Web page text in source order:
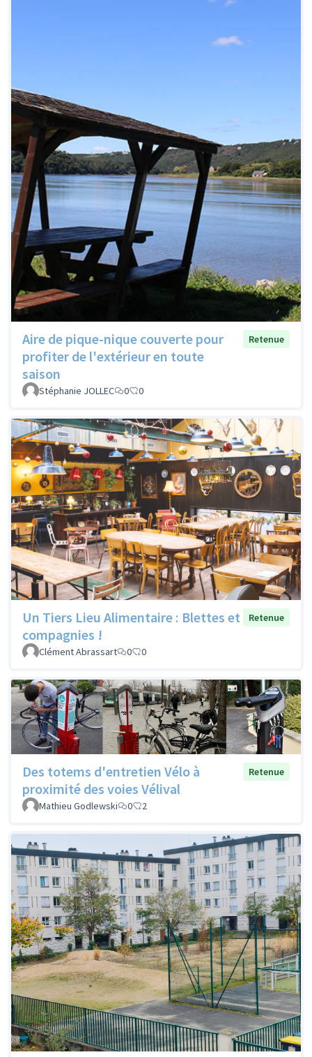
Aire de pique-nique couverte pour
profiter de l'extérieur en toute
saison
Retenue
Stéphanie JOLLEC 0 0
Un Tiers Lieu Alimentaire : Blettes et
compagnies !
Retenue
Clément Abrassart 0 0
Des totems d'entretien Vélo à
proximité des voies Vélival
Retenue
Mathieu Godlewski 0 2